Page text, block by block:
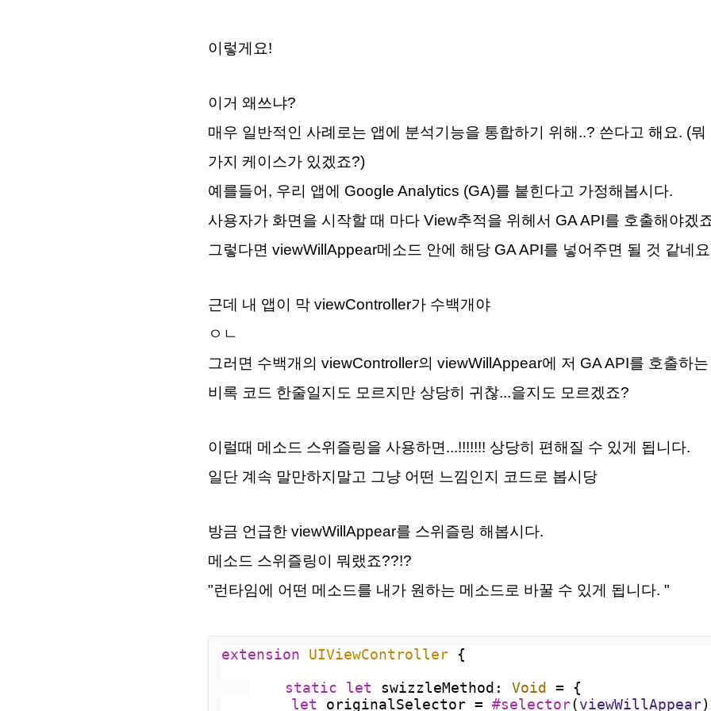
이렇게요!
이거 왜쓰냐?
매우 일반적인 사례로는 앱에 분석기능을 통합하기 위해..? 쓴다고 해요. (뭐
가지 케이스가 있겠죠?)
예를들어, 우리 앱에 Google Analytics (GA)를 붙힌다고 가정해봅시다.
사용자가 화면을 시작할 때 마다 View추적을 위헤서 GA API를 호출해야겠
그렇다면 viewWillAppear메소드 안에 해당 GA API를 넣어주면 될 것 같네
근데 내 앱이 막 viewController가 수백개야
ㅇㄴ
그러면 수백개의 viewController의 viewWillAppear에 저 GA API를 호출하
비록 코드 한줄일지도 모르지만 상당히 귀찮...을지도 모르겠죠?
이럴때 메소드 스위즐링을 사용하면...!!!!!!! 상당히 편해질 수 있게 됩니다.
일단 계속 말만하지말고 그냥 어떤 느낌인지 코드로 봅시당
방금 언급한 viewWillAppear를 스위즐링 해봅시다.
메소드 스위즐링이 뭐랬죠??!?
"런타임에 어떤 메소드를 내가 원하는 메소드로 바꿀 수 있게 됩니다. "
extension UIViewController
{
static
let swizzleMethod: Void = {
let
originalSelector = #selector(viewWillAppear)